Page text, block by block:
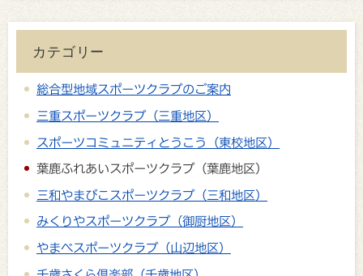
カテゴリー
総合型地域スポーツクラブのご案内
三重スポーツクラブ（三重地区）
スポーツコミュニティとうこう（東校地区）
葉鹿ふれあいスポーツクラブ（葉鹿地区）
三和やまびこスポーツクラブ（三和地区）
みくりやスポーツクラブ（御厨地区）
やまべスポーツクラブ（山辺地区）